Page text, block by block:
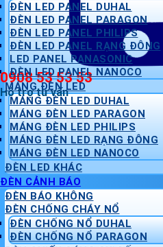
0908 53 53 53
Hỗ trợ tư vấn
ĐÈN LED PANEL DUHAL
ĐÈN LED PANEL PARAGON
ĐÈN LED PANEL PHILIPS
ĐÈN LED PANEL RẠNG ĐÔNG
LED PANEL PANASONIC
ĐÈN LED PANEL NANOCO
MÁNG ĐÈN LED
MÁNG ĐÈN LED DUHAL
MÁNG ĐÈN LED PARAGON
MÁNG ĐÈN LED PHILIPS
MÁNG ĐÈN LED RẠNG ĐÔNG
MÁNG ĐÈN LED NANOCO
ĐÈN LED KHÁC
ĐÈN CẢNH BÁO
ĐÈN BÁO KHÔNG
ĐÈN CHỐNG CHÁY NỔ
ĐÈN CHỐNG NỔ DUHAL
ĐÈN CHỐNG NỔ PARAGON